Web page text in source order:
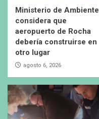
Ministerio de Ambiente
considera que
aeropuerto de Rocha
debería construirse en
otro lugar
agosto 6, 2026